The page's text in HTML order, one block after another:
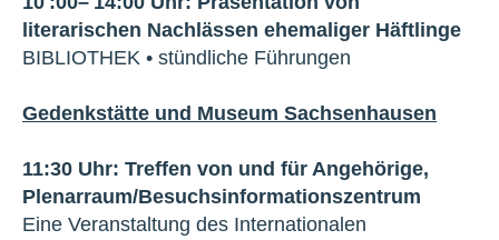
literarischen Nachlässen ehemaliger Häftlinge
BIBLIOTHEK • stündliche Führungen
Gedenkstätte und Museum Sachsenhausen
11:30 Uhr: Treffen von und für Angehörige,
Plenarraum/Besuchsinformationszentrum
Eine Veranstaltung des Internationalen